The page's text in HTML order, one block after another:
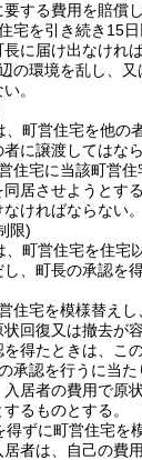
する費用を賠償
宅を引き続き15
に届け出なけれ
の環境を乱し、
。
、町営住宅を他の
に譲渡してはなら
住宅に当該町営
居させようとす
ければならない。
限)
、町営住宅を住宅
し、町長の承認を
住宅を模様替え
状回復又は撤去が
得たときは、こ
承認を行うに当
入居者の費用で原
るものとする。
得ずに町営住宅を
者は、自己の費